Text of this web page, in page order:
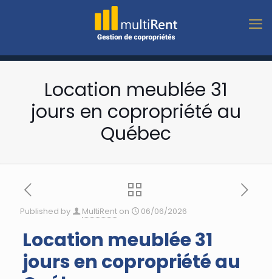
Location meublée 31
jours en copropriété au
Québec
Published by MultiRent on 06/06/2026
Location meublée 31
jours en copropriété au